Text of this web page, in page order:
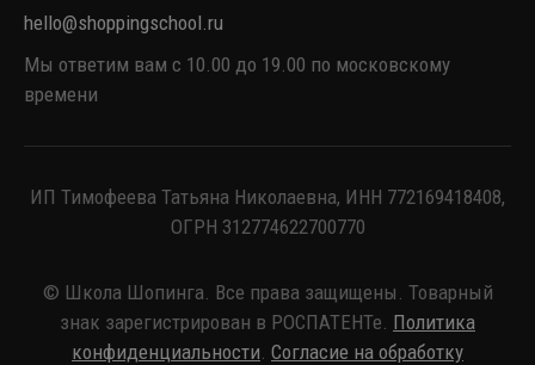
hello@shoppingschool.ru
Мы ответим вам с 10.00 до 19.00 по московскому
времени
ИП Тимофеева Татьяна Николаевна, ИНН 772169418408,
ОГРН 312774622700770
© Школа Шопинга. Все права защищены. Товарный
знак зарегистрирован в РОСПАТЕНТе. Политика
конфиденциальности Согласие на обработку